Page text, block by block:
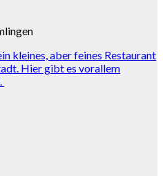
kleines, aber feines Restaurant
Hier gibt es vorallem